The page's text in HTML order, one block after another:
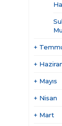
+
+
+ Mayıs
+ Nisan
+ Mart